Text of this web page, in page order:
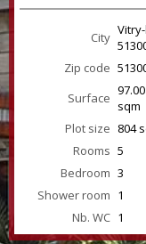
City
Zip code
Surface 97.00
sqm
Plot size 804
Rooms 5
Bedroom 3
Shower room 1
Nb. WC 1